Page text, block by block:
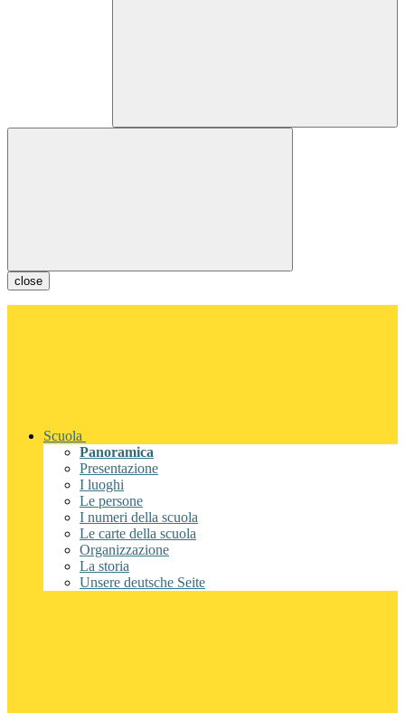
close
Scuola
Panoramica
Presentazione
I luoghi
Le persone
I numeri della scuola
Le carte della scuola
Organizzazione
La storia
Unsere deutsche Seite